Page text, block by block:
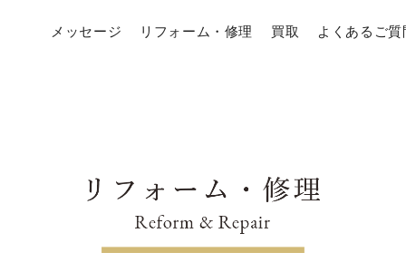
メッセージ リフォーム・修理 買取 よくあるご質